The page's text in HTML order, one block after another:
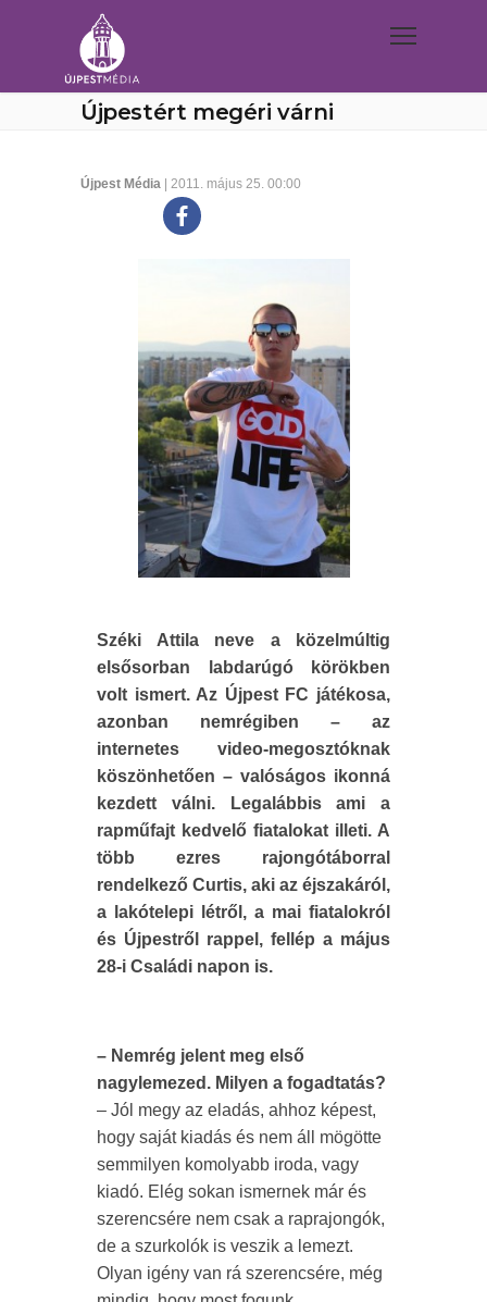
Újpestért megéri várni
Újpest Média | 2011. május 25. 00:00
Széki Attila neve a közelmúltig
elsősorban labdarúgó körökben
volt ismert. Az Újpest FC játékosa,
azonban nemrégiben – az
internetes video-megosztóknak
köszönhetően – valóságos ikonná
kezdett válni. Legalábbis ami a
rapműfajt kedvelő fiatalokat illeti. A
több ezres rajongótáborral
rendelkező Curtis, aki az éjszakáról,
a lakótelepi létről, a mai fiatalokról
és Újpestről rappel, fellép a május
28-i Családi napon is.
– Nemrég jelent meg első
nagylemezed. Milyen a fogadtatás?
– Jól megy az eladás, ahhoz képest,
hogy saját kiadás és nem áll mögötte
semmilyen komolyabb iroda, vagy
kiadó. Elég sokan ismernek már és
szerencsére nem csak a raprajongók,
de a szurkolók is veszik a lemezt.
Olyan igény van rá szerencsére, még